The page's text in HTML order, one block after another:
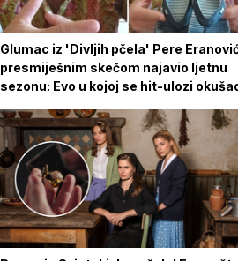
Glumac iz 'Divljih pčela' Pere
presmiješnim skečom najavio ljetnu
sezonu: Evo u kojoj se hit-ulozi